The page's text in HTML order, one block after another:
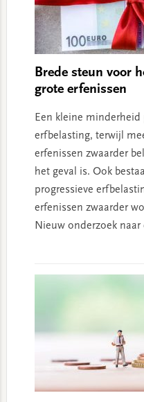
Brede steun voor
grote erfenissen
Een kleine
erfbelasting, terwijl
erfenissen zwaarder
het geval is. Ook
progressieve
erfenissen zwaarder
Nieuw onderzoek